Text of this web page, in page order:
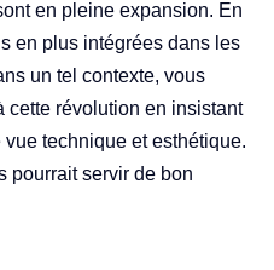
en pleine expansion. En
en plus intégrées dans les
un tel contexte, vous
cette révolution en insistant
technique et esthétique.
pourrait servir de bon